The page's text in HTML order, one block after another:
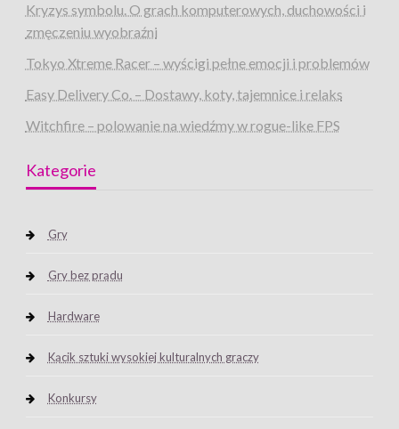
Kryzys symbolu. O grach komputerowych, duchowości i
zmęczeniu wyobraźni
Tokyo Xtreme Racer – wyścigi pełne emocji i problemów
Easy Delivery Co. – Dostawy, koty, tajemnice i relaks
Witchfire – polowanie na wiedźmy w rogue-like FPS
Kategorie
Gry
Gry bez prądu
Hardware
Kącik sztuki wysokiej kulturalnych graczy
Konkursy